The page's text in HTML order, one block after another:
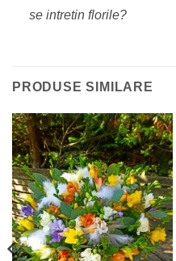
se intretin florile?
PRODUSE SIMILARE